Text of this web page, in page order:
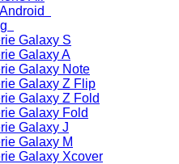
Galaxy S
Galaxy A
Galaxy Note
Galaxy Z Flip
Galaxy Z Fold
Galaxy Fold
Galaxy J
Galaxy M
Galaxy Xcover